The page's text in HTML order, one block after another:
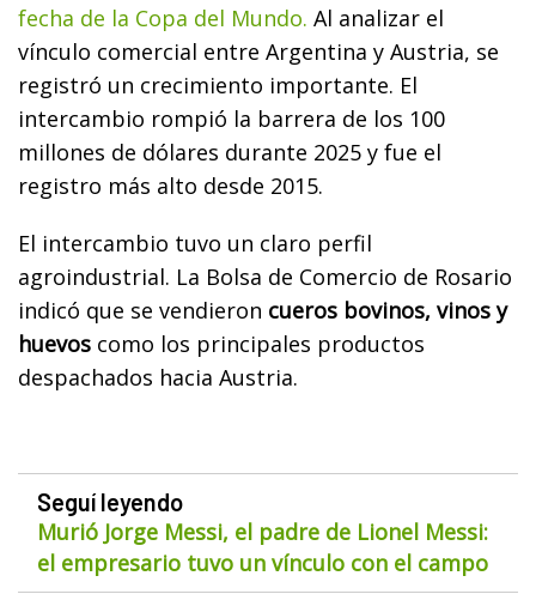
fecha de la Copa del Mundo. Al analizar el
vínculo comercial entre Argentina y Austria, se
registró un crecimiento importante. El
intercambio rompió la barrera de los 100
millones de dólares durante 2025 y fue el
registro más alto desde 2015.
El intercambio tuvo un claro perfil
agroindustrial. La Bolsa de Comercio de Rosario
indicó que se vendieron cueros bovinos, vinos y
huevos como los principales productos
despachados hacia Austria.
Seguí leyendo
Murió Jorge Messi, el padre de Lionel Messi:
el empresario tuvo un vínculo con el campo